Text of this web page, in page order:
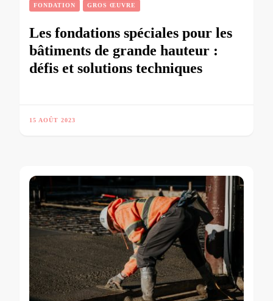
FONDATION GROS ŒUVRE
Les fondations spéciales pour les
bâtiments de grande hauteur :
défis et solutions techniques
15 AOÛT 2023